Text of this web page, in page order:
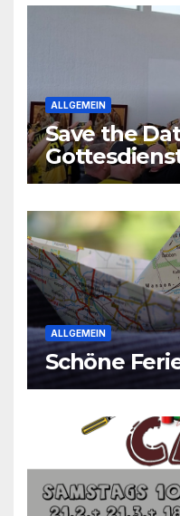
ALLGEMEIN
Save the
2026
ALLGEMEIN
Schöne